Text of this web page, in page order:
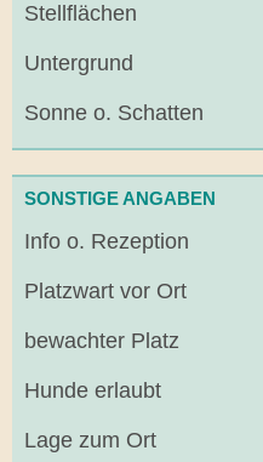
Stellflächen
Untergrund
Sonne o. Schatten
SONSTIGE ANGABEN
Info o. Rezeption
Platzwart vor Ort
bewachter Platz
Hunde erlaubt
Lage zum Ort